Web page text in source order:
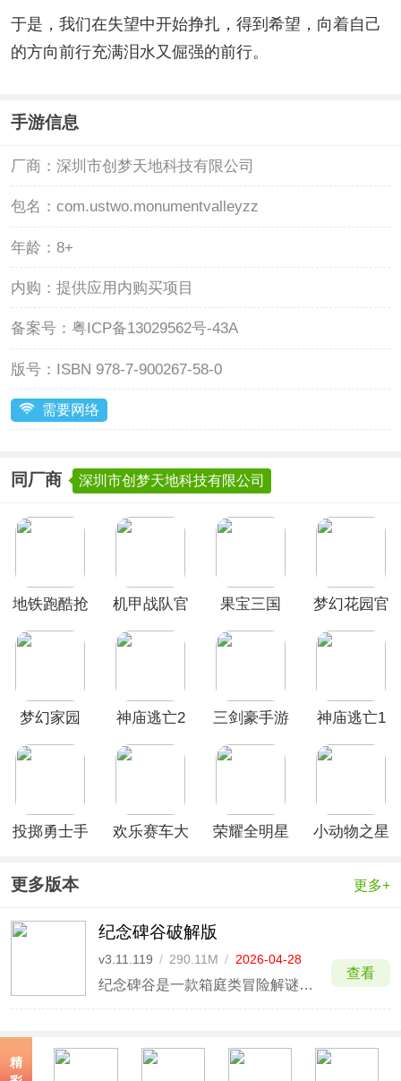
于是，我们在失望中开始挣扎，得到希望，向着自己
的方向前行充满泪水又倔强的前行。
手游信息
厂商： 深圳市创梦天地科技有限公司
包名： com.ustwo.monumentvalleyzz
年龄： 8+
内购： 提供应用内购买项目
备案号： 粤ICP备13029562号-43A
版号： ISBN 978-7-900267-58-0
需要网络
同厂商 深圳市创梦天地科技有限公司
地铁跑酷抢
机甲战队官
果宝三国
梦幻花园官
梦幻家园 神庙逃亡2
三剑豪手游
神庙逃亡1
投掷勇士手
欢乐赛车大
荣耀全明星
小动物之星
更多版本 更多+
纪念碑谷破解版
v3.11.119 / 290.11M / 2026-04-28
纪念碑谷是一款箱庭类冒险解谜游戏，玩家将扮演沉默的公主艾达，在充满视觉错觉的神奇建筑中探索隐藏小路、破解谜题，最终归还神圣几何，完成自我救赎之旅。游戏最独特的是以视错觉为核心的谜题设计，你可以通过旋转、拖拽改变建筑结构，利用“不可能几何”创造新的通行路径，让现实中无法存在的
查看
精